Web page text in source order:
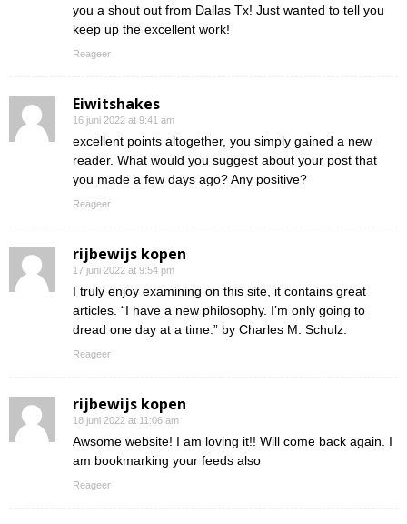
you a shout out from Dallas Tx! Just wanted to tell you
keep up the excellent work!
Reageer
Eiwitshakes
16 juni 2022 at 9:41 am
excellent points altogether, you simply gained a new
reader. What would you suggest about your post that
you made a few days ago? Any positive?
Reageer
rijbewijs kopen
17 juni 2022 at 9:54 pm
I truly enjoy examining on this site, it contains great
articles. “I have a new philosophy. I’m only going to
dread one day at a time.” by Charles M. Schulz.
Reageer
rijbewijs kopen
18 juni 2022 at 11:06 am
Awsome website! I am loving it!! Will come back again. I
am bookmarking your feeds also
Reageer